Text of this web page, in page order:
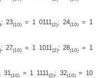
; 23(10) = 1 0111 (2); 24(10)
= 1
; 27(10) = 1 1011(2); 28(10)
= 1
31(10) = 1 1111(2); 32(10)= 10